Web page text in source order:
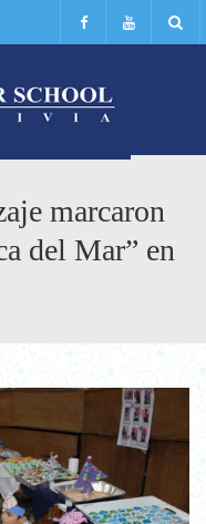
marcaron
del Mar” en